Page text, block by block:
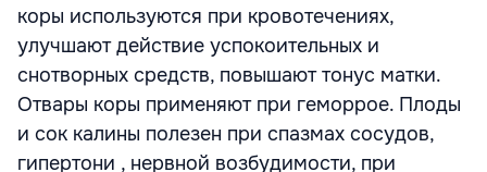
коры используются при кровотечениях,
улучшают действие успокоительных и
снотворных средств, повышают тонус матки.
Отвары коры применяют при геморрое. Плоды
и сок калины полезен при спазмах сосудов,
гипертони , нервной возбудимости, при